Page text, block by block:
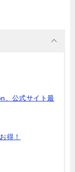
、公式サイト最
得！